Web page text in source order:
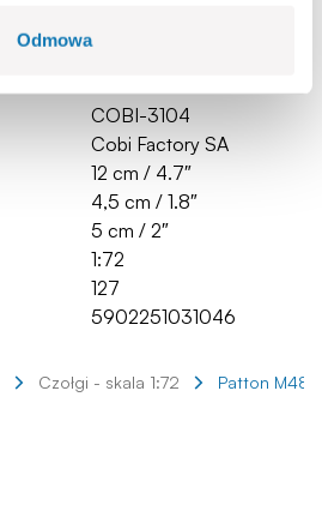
Odmowa
COBI-3104
Cobi Factory SA
12 cm / 4.7″
4,5 cm / 1.8″
5 cm / 2″
1:72
127
5902251031046
Czołgi - skala 1:72 Patton M48